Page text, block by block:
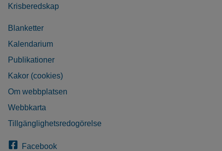
Krisberedskap
Blanketter
Kalendarium
Publikationer
Kakor (cookies)
Om webbplatsen
Webbkarta
Tillgänglighetsredogörelse
Facebook